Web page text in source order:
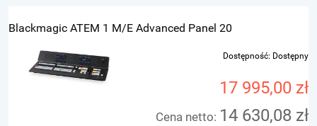
Blackmagic ATEM 1 M/E Advanced Panel 20
Dostępność: Dostępny
17 995,00 zł
Cena netto: 14 630,08 zł